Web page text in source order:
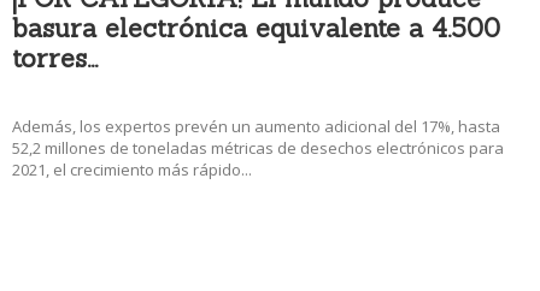
basura electrónica equivalente a 4.500
torres...
Además, los expertos prevén un aumento adicional del 17%, hasta
52,2 millones de toneladas métricas de desechos electrónicos para
2021, el crecimiento más rápido...